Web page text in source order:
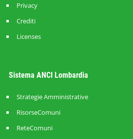
Privacy
Crediti
Licenses
Sistema ANCI Lombardia
Strategie Amministrative
RisorseComuni
ReteComuni